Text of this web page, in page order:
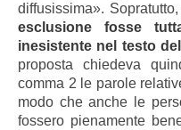
diffusissima». Sopratutto,
esclusione fosse
inesistente nel testo
proposta chiedeva
comma 2 le parole
modo che anche le
fossero pienamente